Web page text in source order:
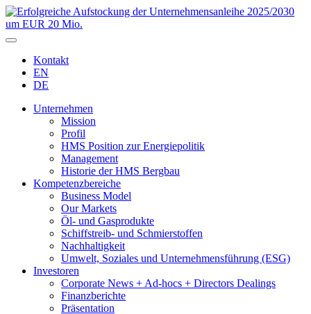
Kontakt
EN
DE
Unternehmen
Mission
Profil
HMS Position zur Energiepolitik
Management
Historie der HMS Bergbau
Kompetenzbereiche
Business Model
Our Markets
Öl- und Gasprodukte
Schiffstreib- und Schmierstoffen
Nachhaltigkeit
Umwelt, Soziales und Unternehmensführung (ESG)
Investoren
Corporate News + Ad-hocs + Directors Dealings
Finanzberichte
Präsentation